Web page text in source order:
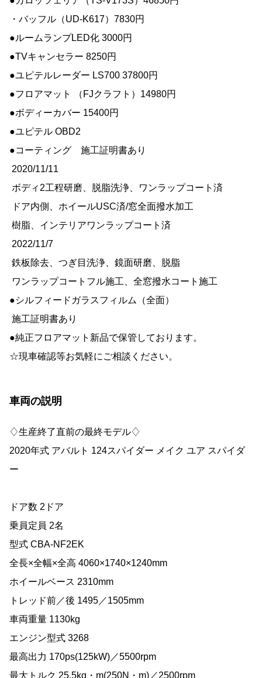
・バッフル（UD-K617）7830円
●ルームランプLED化 3000円
●TVキャンセラー 8250円
●ユピテルレーダー LS700 37800円
●フロアマット （FJクラフト）14980円
●ボディーカバー 15400円
●ユピテル OBD2
●コーティング 施工証明書あり
2020/11/11
ボディ2工程研磨、脱脂洗浄、ワンラップコート済
ドア内側、ホイールUSC済/窓全面撥水加工
樹脂、インテリアワンラップコート済
2022/11/7
鉄板除去、つぎ目洗浄、鏡面研磨、脱脂
ワンラップコートフル施工、全窓撥水コート施工
●シルフィードガラスフィルム（全面）
施工証明書あり
●純正フロアマット新品で保管しております。
☆現車確認等お気軽にご相談ください。
車両の説明
♢生産終了直前の最終モデル♢
2020年式 アバルト 124スパイダー メイク ユア スパイダ
ー
ドア数 2ドア
乗員定員 2名
型式 CBA-NF2EK
全長×全幅×全高 4060×1740×1240mm
ホイールベース 2310mm
トレッド前／後 1495／1505mm
車両重量 1130kg
エンジン型式 3268
最高出力 170ps(125kW)／5500rpm
最大トルク 25.5kg・m(250N・m)／2500rpm